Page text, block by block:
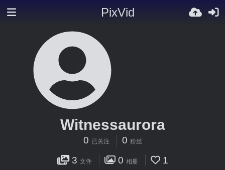
PixVid
Witnessaurora
0 已关注 0 粉丝
3 文件 0 相册 1